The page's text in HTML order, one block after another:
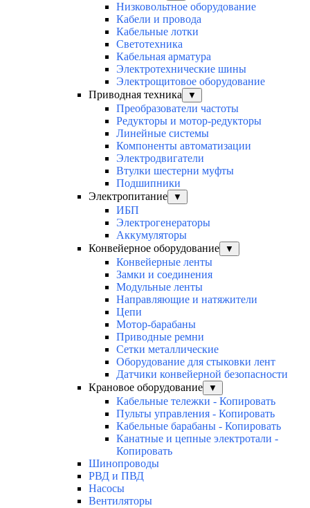
Низковольтное оборудование
Кабели и провода
Кабельные лотки
Светотехника
Кабельная арматура
Электротехнические шины
Электрощитовое оборудование
Приводная техника
▼
Преобразователи частоты
Редукторы и мотор-редукторы
Линейные системы
Компоненты автоматизации
Электродвигатели
Втулки шестерни муфты
Подшипники
Электропитание
▼
ИБП
Электрогенераторы
Аккумуляторы
Конвейерное оборудование
▼
Конвейерные ленты
Замки и соединения
Модульные ленты
Направляющие и натяжители
Цепи
Мотор-барабаны
Приводные ремни
Сетки металлические
Оборудование для стыковки лент
Датчики конвейерной безопасности
Крановое оборудование
▼
Кабельные тележки - Копировать
Пульты управления - Копировать
Кабельные барабаны - Копировать
Канатные и цепные электротали -
Копировать
Шинопроводы
РВД и ПВД
Насосы
Вентиляторы